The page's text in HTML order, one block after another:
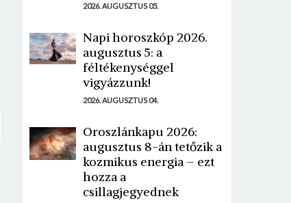
2026. AUGUSZTUS 05.
Napi horoszkóp 2026.
augusztus 5: a
féltékenységgel
vigyázzunk!
2026. AUGUSZTUS 04.
Oroszlánkapu 2026:
augusztus 8-án tetőzik a
kozmikus energia – ezt
hozza a
csillagjegyednek